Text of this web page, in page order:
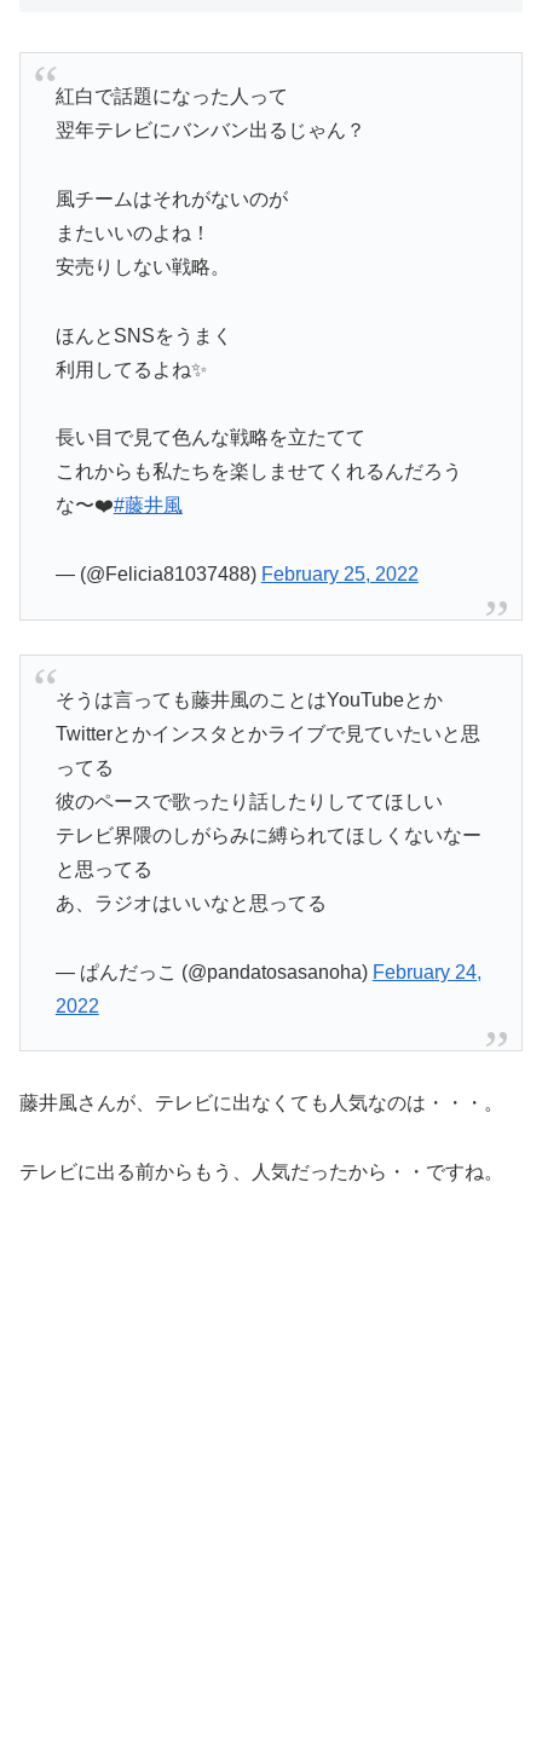
紅白で話題になった人って
翌年テレビにバンバン出るじゃん？
風チームはそれがないのが
またいいのよね！
安売りしない戦略。
ほんとSNSをうまく
利用してるよね✨
長い目で見て色んな戦略を立たてて
これからも私たちを楽しませてくれるんだろう
な〜❤️#藤井風
— (@Felicia81037488) February 25, 2022
そうは言っても藤井風のことはYouTubeとか
Twitterとかインスタとかライブで見ていたいと思
ってる
彼のペースで歌ったり話したりしててほしい
テレビ界隈のしがらみに縛られてほしくないなー
と思ってる
あ、ラジオはいいなと思ってる
— ぱんだっこ (@pandatosasanoha) February 24,
2022
藤井風さんが、テレビに出なくても人気なのは・・・。
テレビに出る前からもう、人気だったから・・ですね。